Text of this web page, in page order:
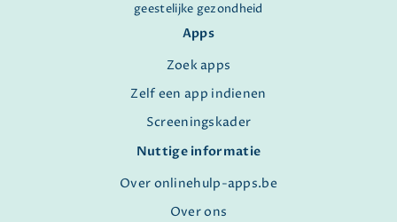
geestelijke gezondheid
Apps
Zoek apps
Zelf een app indienen
Screeningskader
Nuttige informatie
Over onlinehulp-apps.be
Over ons